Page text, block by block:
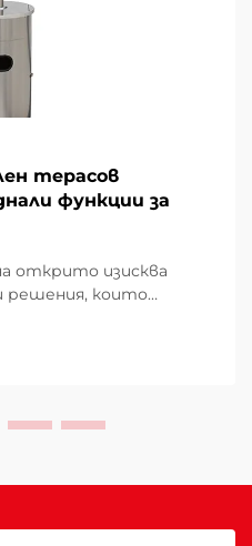
терасов
функции за
открито изисква
решения, които
При избора на
вашето външно
имат значение